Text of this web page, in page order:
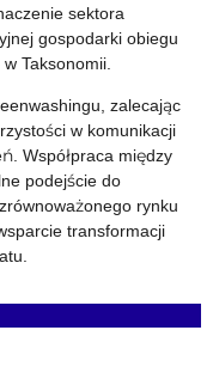
sektora
gospodarki obiegu
Taksonomii.
zalecając
w komunikacji
Współpraca między
podejście do
rynku
transformacji